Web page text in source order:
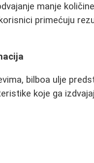
manje
primećuju
bilboa ulje
koje ga